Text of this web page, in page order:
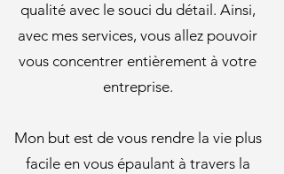
qualité avec le souci du détail. Ainsi,
avec mes services, vous allez pouvoir
vous concentrer entièrement à votre
entreprise.
Mon but est de vous rendre la vie plus
facile en vous épaulant à travers la